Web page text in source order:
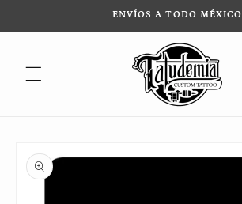
al contenido
ENVÍOS A TODO MÉXICO
a la
información